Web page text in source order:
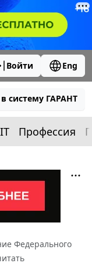
Войти Eng
систему ГАРАНТ
IT Профессия
Федерального